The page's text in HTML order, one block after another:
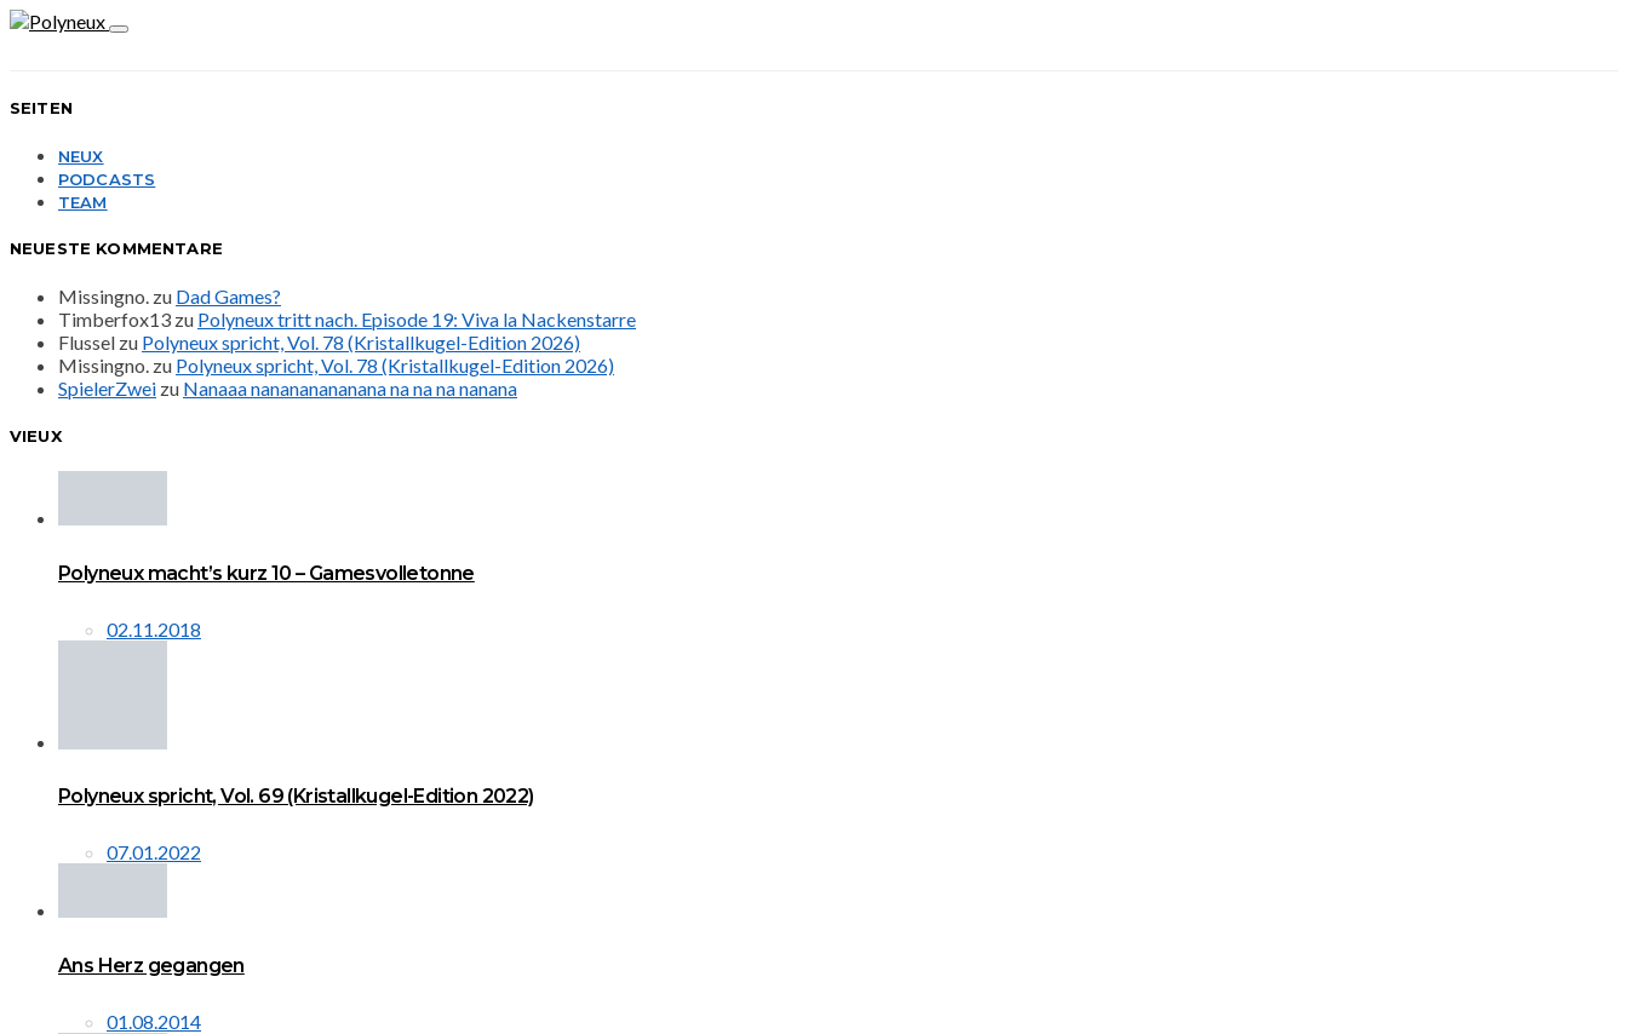
SEITEN
NEUX
PODCASTS
TEAM
NEUESTE KOMMENTARE
Missingno. zu Dad Games?
Timberfox13 zu Polyneux tritt nach. Episode 19: Viva la Nackenstarre
Flussel zu Polyneux spricht, Vol. 78 (Kristallkugel-Edition 2026)
Missingno. zu Polyneux spricht, Vol. 78 (Kristallkugel-Edition 2026)
SpielerZwei zu Nanaaa nanananananana na na na nanana
VIEUX
Polyneux macht’s kurz 10 – Gamesvolletonne
02.11.2018
Polyneux spricht, Vol. 69 (Kristallkugel-Edition 2022)
07.01.2022
Ans Herz gegangen
01.08.2014